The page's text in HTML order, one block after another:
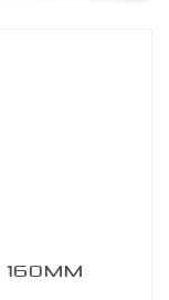
160MM